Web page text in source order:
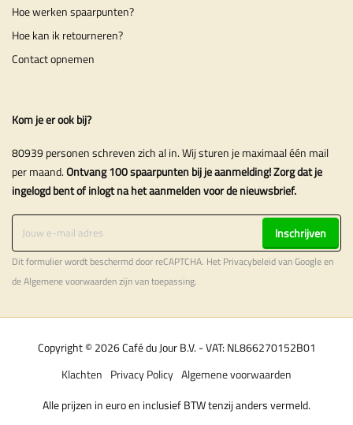
Hoe werken spaarpunten?
Hoe kan ik retourneren?
Contact opnemen
Kom je er ook bij?
80939 personen schreven zich al in. Wij sturen je maximaal één mail
per maand.Ontvang 100 spaarpunten bij je aanmelding! Zorg dat je
ingelogd bent of inlogt na het aanmelden voor de nieuwsbrief.
Inschrijven
Dit formulier wordt beschermd door reCAPTCHA. Het Privacybeleidvan Google en
deAlgemene voorwaardenzijn van toepassing.
Copyright © 2026 Café du Jour B.V. - VAT: NL866270152B01
Algemene voorwaarden
Privacy Policy
Klachten
Alle prijzen in euro en inclusief BTW tenzij anders vermeld.